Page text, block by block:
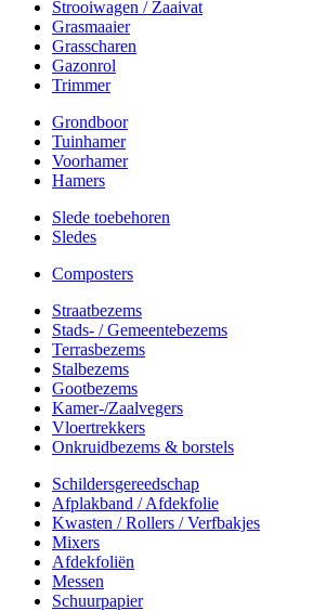
Strooiwagen / Zaaivat
Grasmaaier
Grasscharen
Gazonrol
Trimmer
Grondboor
Tuinhamer
Voorhamer
Hamers
Slede toebehoren
Sledes
Composters
Straatbezems
Stads- / Gemeentebezems
Terrasbezems
Stalbezems
Gootbezems
Kamer-/Zaalvegers
Vloertrekkers
Onkruidbezems & borstels
Schildersgereedschap
Afplakband / Afdekfolie
Kwasten / Rollers / Verfbakjes
Mixers
Afdekfoliën
Messen
Schuurpapier